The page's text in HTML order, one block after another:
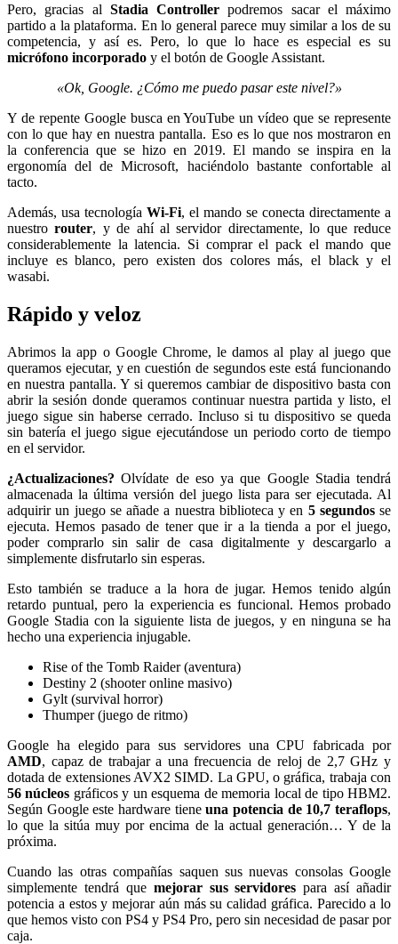
Pero, gracias al Stadia Controllerpodremos sacar el máximo
partido a la plataforma. En lo general parece muy similar a los de su
competencia, y así es. Pero, lo que lo hace es especial es su
micrófono incorporado y el botón de Google Assistant.
«Ok, Google. ¿Cómo me puedo pasar este nivel?»
Y de repente Google busca en YouTube un vídeo que se represente
con lo que hay en nuestra pantalla. Eso es lo que nos mostraron en
la conferencia que se hizo en 2019. El mando se inspira en la
ergonomía del de Microsoft, haciéndolo bastante confortable al
tacto.
Además, usa tecnología Wi-Fi, el mando se conecta directamente a
nuestrorouter, y de ahí al servidor directamente, lo que reduce
considerablemente la latencia. Si comprar el pack el mando que
incluye es blanco, pero existen dos colores más, el black y el
wasabi.
Rápido y veloz
Abrimos la app o Google Chrome, le damos al play al juego que
queramos ejecutar, y en cuestión de segundos este está funcionando
en nuestra pantalla. Y si queremos cambiar de dispositivo basta con
abrir la sesión donde queramos continuar nuestra partida y listo, el
juego sigue sin haberse cerrado. Incluso si tu dispositivo se queda
sin batería el juego sigue ejecutándose un periodo corto de tiempo
en el servidor.
¿Actualizaciones? Olvídate de eso ya que Google Stadia tendrá
almacenada la última versión del juego lista para ser ejecutada. Al
adquirir un juego se añade a nuestra biblioteca y en 5 segundosse
ejecuta. Hemos pasado de tener que ir a la tienda a por el juego,
poder comprarlo sin salir de casa digitalmente y descargarlo a
simplemente disfrutarlo sin esperas.
Esto también se traduce a la hora de jugar. Hemos tenido algún
retardo puntual, pero la experiencia es funcional. Hemos probado
Google Stadia con la siguiente lista de juegos, y en ninguna se ha
hecho una experiencia injugable.
Rise of the Tomb Raider (aventura)
Destiny 2 (shooter online masivo)
Gylt (survival horror)
Thumper (juego de ritmo)
Google ha elegido para sus servidores una CPU fabricada por
AMD, capaz de trabajar a una frecuencia de reloj de 2,7 GHz y
dotada de extensiones AVX2 SIMD. La GPU, o gráfica, trabaja con
56 núcleos gráficos y un esquema de memoria local de tipo HBM2.
Según Google este hardware tieneuna potencia de 10,7 teraflops,
lo que la sitúa muy por encima de la actual generación… Y de la
próxima.
Cuando las otras compañías saquen sus nuevas consolas Google
simplemente tendrá que mejorar sus servidores para así añadir
potencia a estos y mejorar aún más su calidad gráfica. Parecido a lo
que hemos visto con PS4 y PS4 Pro, pero sin necesidad de pasar por
caja.